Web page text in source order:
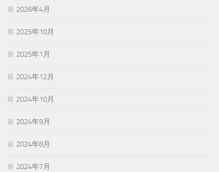
2026年4月
2025年10月
2025年1月
2024年12月
2024年10月
2024年9月
2024年8月
2024年7月